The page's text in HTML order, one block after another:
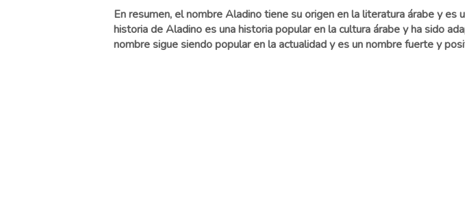
En resumen, el nombre Aladino tiene su origen en la literatura árabe y
historia de Aladino es una historia popular en la cultura árabe y ha sido
nombre sigue siendo popular en la actualidad y es un nombre fuerte y